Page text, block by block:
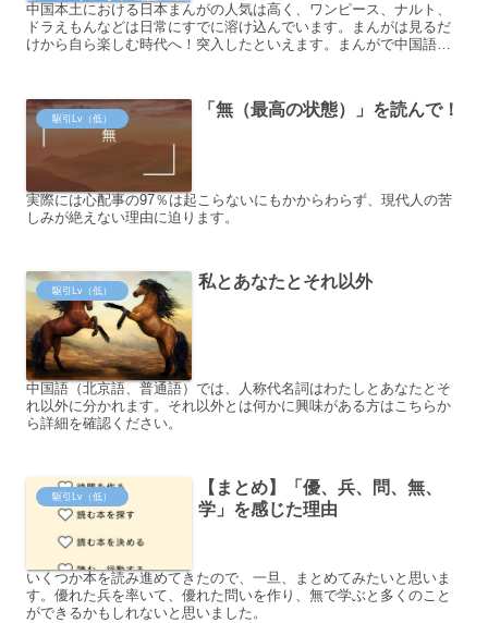
中国本土における日本まんがの人気は高く、ワンピース、ナルト、
ドラえもんなどは日常にすでに溶け込んでいます。まんがは見るだ
けから自ら楽しむ時代へ！突入したといえます。まんがで中国語語
駆引Lv（低） 「無（最高の状態）」を読んで！
実際には心配事の97％は起こらないにもかからわらず、現代人の苦
しみが絶えない理由に迫ります。
駆引Lv（低） 私とあなたとそれ以外
中国語（北京語、普通語）では、人称代名詞はわたしとあなたとそ
れ以外に分かれます。それ以外とは何かに興味がある方はこちらか
ら詳細を確認ください。
駆引Lv（低）
【まとめ】「優、兵、問、無、
学」を感じた理由
いくつか本を読み進めてきたので、一旦、まとめてみたいと思いま
す。優れた兵を率いて、優れた問いを作り、無で学ぶと多くのこと
ができるかもしれないと思いました。